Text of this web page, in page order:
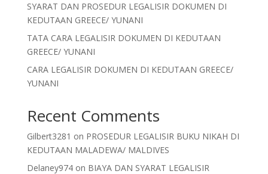
SYARAT DAN PROSEDUR LEGALISIR DOKUMEN DI
KEDUTAAN GREECE/ YUNANI
TATA CARA LEGALISIR DOKUMEN DI KEDUTAAN
GREECE/ YUNANI
CARA LEGALISIR DOKUMEN DI KEDUTAAN GREECE/
YUNANI
Recent Comments
Gilbert3281 on PROSEDUR LEGALISIR BUKU NIKAH DI
KEDUTAAN MALADEWA/ MALDIVES
Delaney974on BIAYA DAN SYARAT LEGALISIR